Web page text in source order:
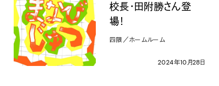
校長・田附勝さん登
場！
四限／ホームルーム
2024年10月28日